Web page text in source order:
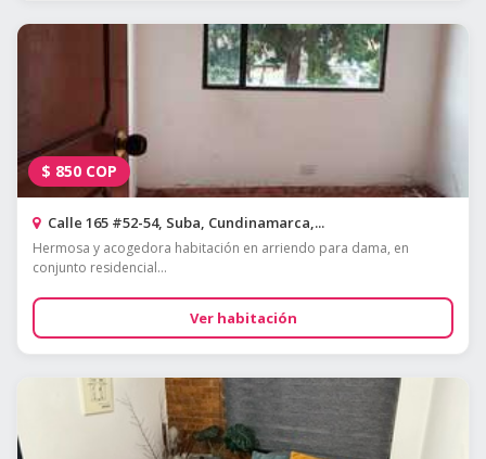
$ 850 COP
Calle 165 #52-54, Suba, Cundinamarca,...
Hermosa y acogedora habitación en arriendo para dama, en
conjunto residencial...
Ver habitación